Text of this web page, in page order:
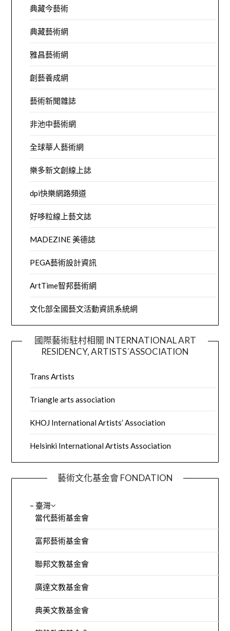
典藏今藝術
典藏藝術網
雅昌藝術網
創藝養成網
藝術新聞雜誌
非池中藝術網
全球華人藝術網
樂多新文創線上誌
dpi快樂網路頻道
好哆粒線上藝文誌
MADEZINE 美德誌
PEGA藝術設計資訊
ArtTime智邦藝術網
文化部全國藝文活動資訊系統網
國際藝術駐村相關 INTERNATIONAL ART
RESIDENCY, ARTISTS´ASSOCIATION
Trans Artists
Triangle arts association
KHOJ International Artists’ Association
Helsinki International Artists Association
藝術文化基金會 FONDATION
– 臺灣
當代藝術基金會
富邦藝術基金會
聯邦文教基金會
廣達文教基金會
典美文教基金會